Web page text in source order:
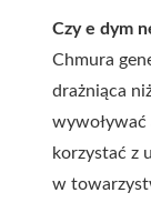
Czy e dym
Chmura
drażniąca
wywoływać
korzystać z
w